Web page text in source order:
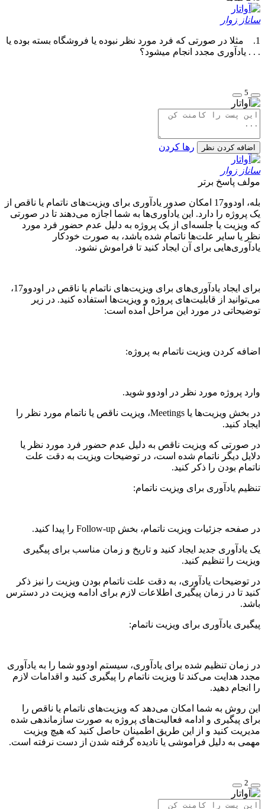
ساناز زوار
1. مثلا در صورتی که فرد مورد نظر نبوده یا فروشگاه بسته بوده یا
. . . یادآوری مجدد انجام میشود؟
5
اضافه کردن نظر رها کردن
ساناز زوار
مولف پاسخ برتر
بله، اودوو17 امکان صدور یادآوری برای ویزیت‌های ناتمام یا ناقص از
یک پروژه را دارد. این یادآوری‌ها به شما اجازه می‌دهند تا در صورتی
که ویزیت یا جلسه‌ای از یک پروژه به دلیل عدم حضور فرد مورد
نظر یا سایر علت‌ها ناتمام شده باشد، به صورت خودکار
یادآوری‌هایی برای آن ایجاد کنید تا فراموش نشود.
برای ایجاد یادآوری‌های برای ویزیت‌های ناتمام یا ناقص در اودوو17،
می‌توانید از قابلیت‌های پروژه و ویزیت‌ها استفاده کنید. در زیر
توضیحاتی در مورد این مراحل آمده است:
اضافه کردن ویزیت ناتمام به پروژه:
وارد پروژه مورد نظر در اودوو شوید.
در بخش ویزیت‌ها یا Meetings، ویزیت ناقص یا ناتمام مورد نظر را
ایجاد کنید.
در صورتی که ویزیت ناقص به دلیل عدم حضور فرد مورد نظر یا
دلایل دیگر ناتمام شده است، در توضیحات ویزیت به دقت علت
ناتمام بودن را ذکر کنید.
تنظیم یادآوری برای ویزیت ناتمام:
در صفحه جزئیات ویزیت ناتمام، بخش Follow-up را پیدا کنید.
یک یادآوری جدید ایجاد کنید و تاریخ و زمان مناسب برای پیگیری
ویزیت را تنظیم کنید.
در توضیحات یادآوری، به دقت علت ناتمام بودن ویزیت را نیز ذکر
کنید تا در زمان پیگیری اطلاعات لازم برای ادامه ویزیت در دسترس
باشد.
پیگیری یادآوری برای ویزیت ناتمام:
در زمان تنظیم شده برای یادآوری، سیستم اودوو شما را به یادآوری
مجدد هدایت می‌کند تا ویزیت ناتمام را پیگیری کنید و اقدامات لازم
را انجام دهید.
این روش به شما امکان می‌دهد که ویزیت‌های ناتمام یا ناقص را
برای پیگیری و ادامه فعالیت‌های پروژه به صورت سازماندهی شده
مدیریت کنید و از این طریق اطمینان حاصل کنید که هیچ ویزیت
مهمی به دلیل فراموشی یا نادیده گرفته شدن از دست نرفته است.
2